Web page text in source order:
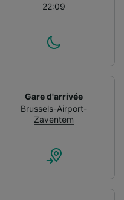
22:09
Gare d'arrivée
Brussels-Airport-
Zaventem